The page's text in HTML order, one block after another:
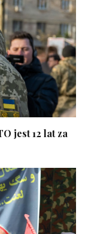
jest 12 lat za